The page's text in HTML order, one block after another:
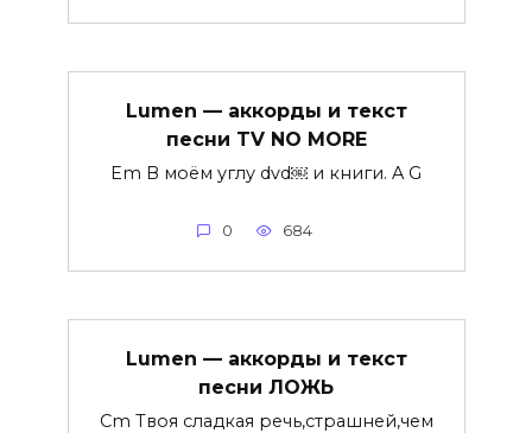
Lumen — аккорды и текст
песни TV NO MORE
Em В моём углу dvd￼ и книги. A G
0 684
Lumen — аккорды и текст
песни ЛОЖЬ
Cm Твоя сладкая речь,страшней,чем